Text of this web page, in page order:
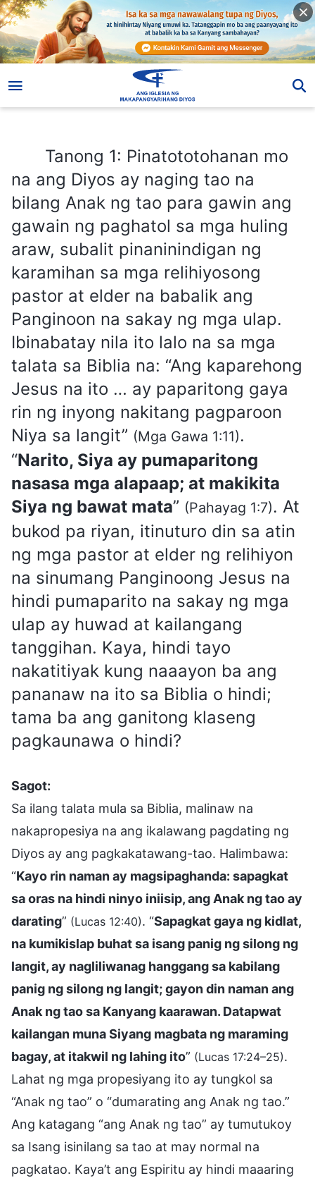
Tanong 1: Pinatototohanan mo
na ang Diyos ay naging tao na
bilang Anak ng tao para gawin ang
gawain ng paghatol sa mga huling
araw, subalit pinaninindigan ng
karamihan sa mga relihiyosong
pastor at elder na babalik ang
Panginoon na sakay ng mga ulap.
Ibinabatay nila ito lalo na sa mga
talata sa Biblia na: “Ang kaparehong
Jesus na ito … ay paparitong gaya
rin ng inyong nakitang pagparoon
Niya sa langit” (Mga Gawa 1:11).
“Narito, Siya ay pumaparitong
nasasa mga alapaap; at makikita
Siya ng bawat mata” (Pahayag 1:7). At
bukod pa riyan, itinuturo din sa atin
ng mga pastor at elder ng relihiyon
na sinumang Panginoong Jesus na
hindi pumaparito na sakay ng mga
ulap ay huwad at kailangang
tanggihan. Kaya, hindi tayo
nakatitiyak kung naaayon ba ang
pananaw na ito sa Biblia o hindi;
tama ba ang ganitong klaseng
pagkaunawa o hindi?
Sagot:
Sa ilang talata mula sa Biblia, malinaw na
nakapropesiya na ang ikalawang pagdating ng
Diyos ay ang pagkakatawang-tao. Halimbawa:
“Kayo rin naman ay magsipaghanda: sapagkat
sa oras na hindi ninyo iniisip, ang Anak ng tao ay
darating” (Lucas 12:40). “Sapagkat gaya ng kidlat,
na kumikislap buhat sa isang panig ng silong ng
langit, ay nagliliwanag hanggang sa kabilang
panig ng silong ng langit; gayon din naman ang
Anak ng tao sa Kanyang kaarawan. Datapwat
kailangan muna Siyang magbata ng maraming
bagay, at itakwil ng lahing ito” (Lucas 17:24–25).
Lahat ng mga propesiyang ito ay tungkol sa
“Anak ng tao” o “dumarating ang Anak ng tao.”
Ang katagang “ang Anak ng tao” ay tumutukoy
sa Isang isinilang sa tao at may normal na
pagkatao. Kaya’t ang Espiritu ay hindi maaaring